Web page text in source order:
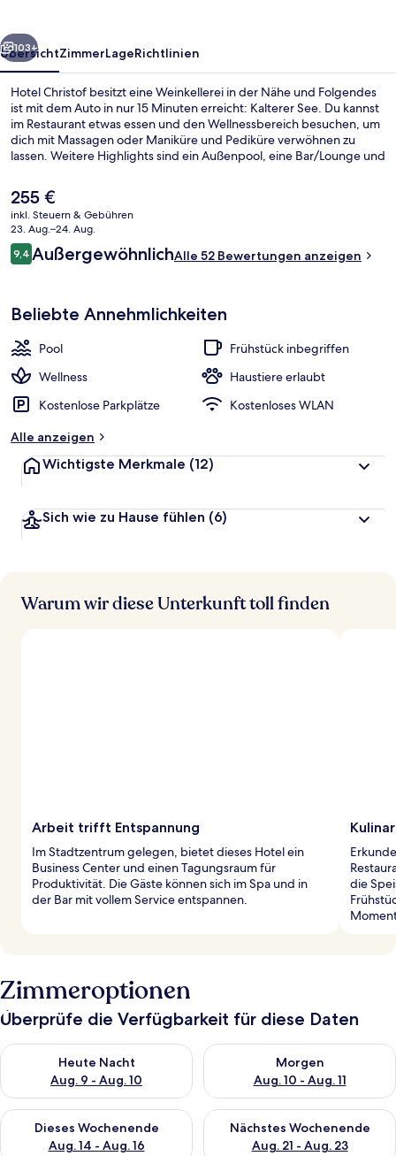
Weiter
103+
ÜbersichtZimmerLageRichtlinien
Hotel Christof besitzt eine Weinkellerei in der Nähe und Folgendes
ist mit dem Auto in nur 15 Minuten erreicht: Kalterer See. Du kannst
im Restaurant etwas essen und den Wellnessbereich besuchen, um
dich mit Massagen oder Maniküre und Pediküre verwöhnen zu
lassen. Weitere Highlights sind ein Außenpool, eine Bar/Lounge und
Der
aktuelle
Preis
beträgt
255 €.
255 €
inkl. Steuern & Gebühren
23. Aug.–24. Aug.
Bewertungen
9,49,4 von 10.
AußergewöhnlichAlle 52 Bewertungen anzeigen
Beliebte Annehmlichkeiten
Pool
Frühstück inbegriffen
Wellness
Haustiere erlaubt
Kostenlose Parkplätze
Kostenloses WLAN
Alle anzeigen
Wichtigste Merkmale (12)
Sich wie zu Hause fühlen (6)
Warum wir diese Unterkunft toll finden
Arbeit trifft Entspannung
Im Stadtzentrum gelegen, bietet dieses Hotel ein
Business Center und einen Tagungsraum für
Produktivität. Die Gäste können sich im Spa und in
der Bar mit vollem Service entspannen.
die
Zimmeroptionen
Überprüfe die Verfügbarkeit für diese Daten
Heute Nacht
Aug. 9 - Aug. 10
Überprüfe die Verfügbarkeit für heute Nacht, Aug. 9 - Aug.
Morgen
Aug. 10 - Aug. 11
Überprüfe die Verfügbarkeit
Dieses Wochenende
Aug. 14 - Aug. 16
Überprüfe die Verfügbarkeit für dieses Wochenende, Aug. 14
Nächstes Wochenende
Aug. 21 - Aug. 23
Überprüfe die Verfügbarkeit